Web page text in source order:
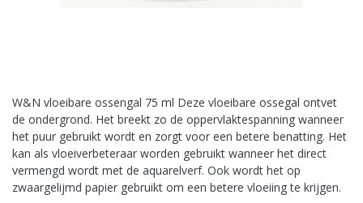
W&N vloeibare ossengal 75 ml Deze vloeibare ossegal ontvet
de ondergrond. Het breekt zo de oppervlaktespanning wanneer
het puur gebruikt wordt en zorgt voor een betere benatting. Het
kan als vloeiverbeteraar worden gebruikt wanneer het direct
vermengd wordt met de aquarelverf. Ook wordt het op
zwaargelijmd papier gebruikt om een betere vloeiing te krijgen.